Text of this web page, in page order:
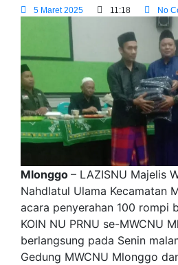
5 Maret 2025 11:18 No
Mlonggo – LAZISNU Majelis
Nahdlatul Ulama Kecamatan
acara penyerahan 100 rompi
KOIN NU PRNU se-MWCNU
berlangsung pada Senin
Gedung MWCNU Mlonggo